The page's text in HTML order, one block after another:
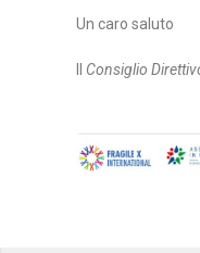
Un caro saluto
Consiglio